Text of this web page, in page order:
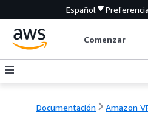
Español
Comenzar
Documentación Amazon